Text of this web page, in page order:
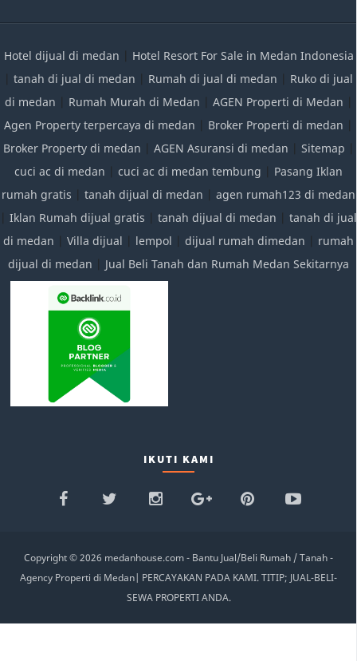
Hotel dijual di medan | Hotel Resort For Sale in Medan Indonesia
| tanah di jual di medan | Rumah di jual di medan | Ruko di jual
di medan | Rumah Murah di Medan | AGEN Properti di Medan |
Agen Property terpercaya di medan | Broker Properti di medan |
Broker Property di medan | AGEN Asuransi di medan | Sitemap |
cuci ac di medan | cuci ac di medan tembung | Pasang Iklan
rumah gratis | tanah dijual di medan | agen rumah123 di medan
| Iklan Rumah dijual gratis | tanah dijual di medan | tanah di jual
di medan | Villa dijual | lempol | dijual rumah dimedan | rumah
dijual di medan | Jual Beli Tanah dan Rumah Medan Sekitarnya
IKUTI KAMI
Copyright ©2026 medanhouse.com - Bantu Jual/Beli Rumah / Tanah -
Agency Properti di Medan| PERCAYAKAN PADA KAMI. TITIP; JUAL-BELI-
SEWA PROPERTI ANDA.